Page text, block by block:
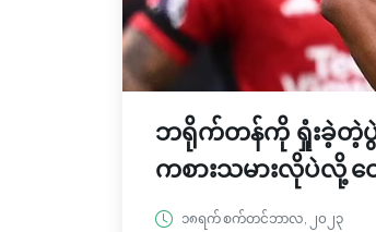
ဘရိုက်တန်ကို ရှုံးခဲ့တဲ့
ကစားသမားလိုပဲလို့
၁၈ရက် စက်တင်ဘာလ, ၂၀၂၃